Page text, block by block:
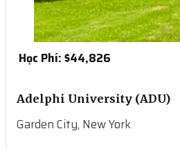
Học Phí: $44,826
Adelphi University (ADU)
Garden City, New York